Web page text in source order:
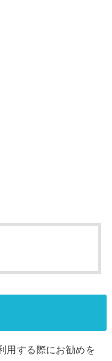
用する際にお勧めを